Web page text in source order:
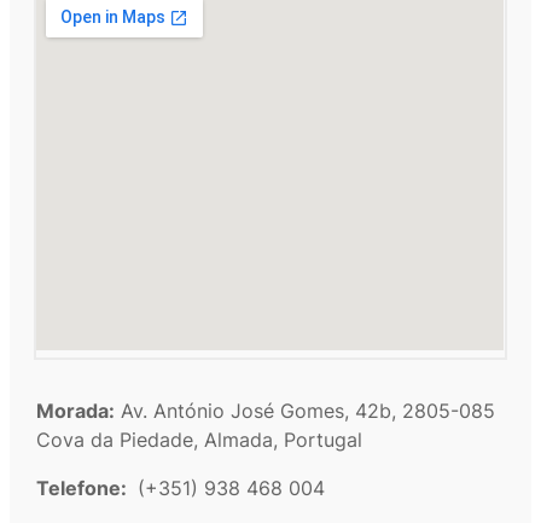
Morada: Av. António José Gomes, 42b, 2805-085
Cova da Piedade, Almada, Portugal
Telefone: (+351) 938 468 004